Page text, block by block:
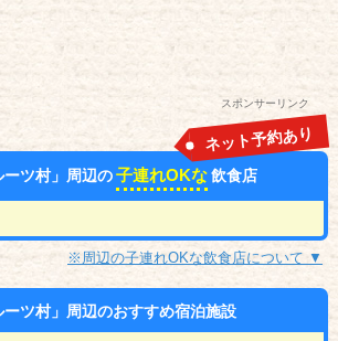
スポンサーリンク
ーツ村」周辺の子連れOKな 飲食店
ネット予約あり
※周辺の子連れOKな飲食店について ▼
ーツ村」周辺のおすすめ宿泊施設